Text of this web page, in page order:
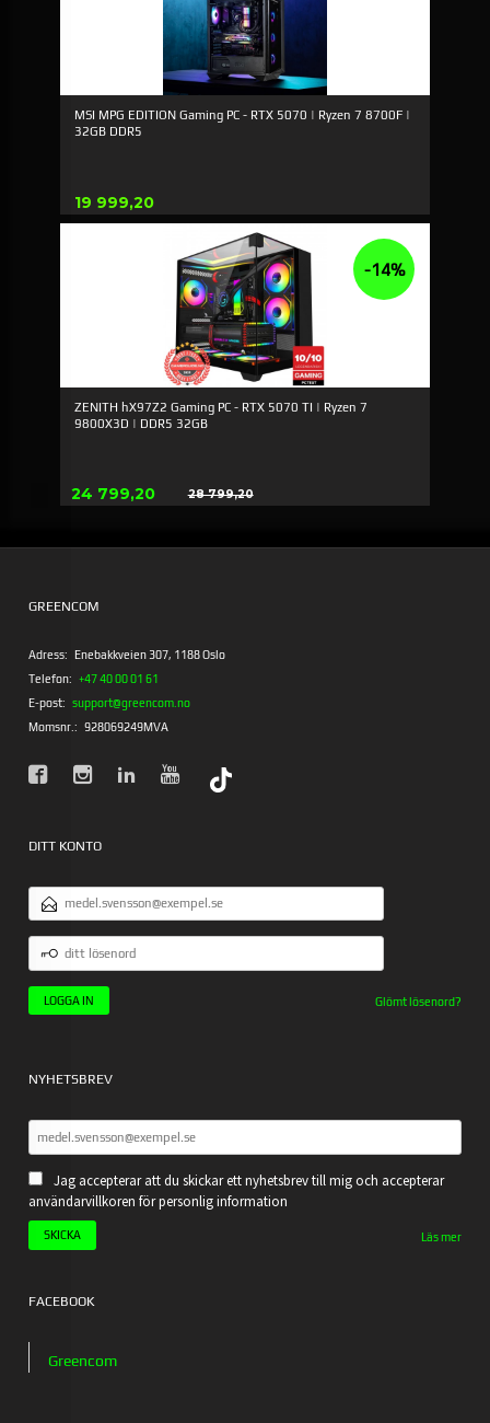
MSI MPG EDITION Gaming PC - RTX 5070 | Ryzen 7 8700F |
32GB DDR5
Pris
19 999,20
ZENITH hX97Z2 Gaming PC - RTX 5070 TI | Ryzen 7
9800X3D | DDR5 32GB
Erbjudande
24 799,20 28 799,20
Rabatt
-14%
GREENCOM
Adress:
Enebakkveien 307, 1188 Oslo
Telefon: +47 40 00 01 61
E-post: support@greencom.no
Momsnr.: 928069249MVA
DITT KONTO
E-
POSTADRESS
DITT
LÖSENORD
Glömt lösenord?
NYHETSBREV
Jag accepterar att du skickar ett nyhetsbrev till mig och accepterar
användarvillkoren för personlig information
Läs mer
FACEBOOK
Greencom